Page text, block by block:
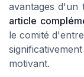
avantages d'un
article
le comité
motivant.